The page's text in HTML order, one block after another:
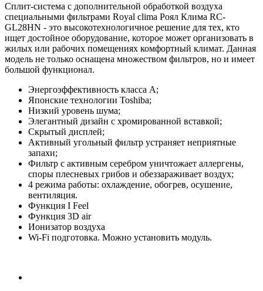
Сплит-система с дополнительной обработкой воздуха
специальными фильтрами Royal clima Роял Клима RC-
GL28HN - это высокотехнологичное решение для тех, кто
ищет достойное оборудование, которое может организовать в
жилых или рабочих помещениях комфортный климат. Данная
модель не только оснащена множеством фильтров, но и имеет
большой функционал.
Энергоэффективность класса А;
Японские технологии Toshiba;
Низкий уровень шума;
Элегантный дизайн c хромированной вставкой;
Скрытый дисплей;
Активный угольный фильтр устраняет неприятные
запахи;
Фильтр с активным серебром уничтожает аллергены,
споры плесневых грибов и обеззараживает воздух;
4 режима работы: охлаждение, обогрев, осушение,
вентиляция.
Функция I Feel
Функция 3D air
Ионизатор воздуха
Wi-Fi подготовка. Можно установить модуль.